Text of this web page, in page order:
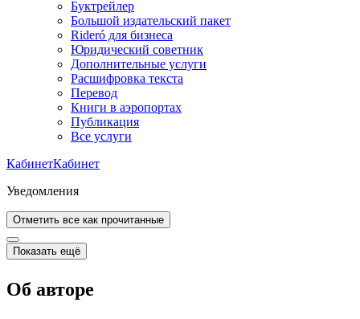
Буктрейлер
Большой издательский пакет
Rideró для бизнеса
Юридический советник
Дополнительные услуги
Расшифровка текста
Перевод
Книги в аэропортах
Публикация
Все услуги
КабинетКабинет
Уведомления
Отметить все как прочитанные
Показать ещё
Об авторе